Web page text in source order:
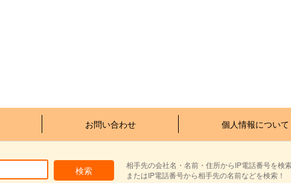
お問い合わせ 個人情報について
相手先の会社名・名前・住所からIP電話番号を検索
またはIP電話番号から相手先の名前などを検索！